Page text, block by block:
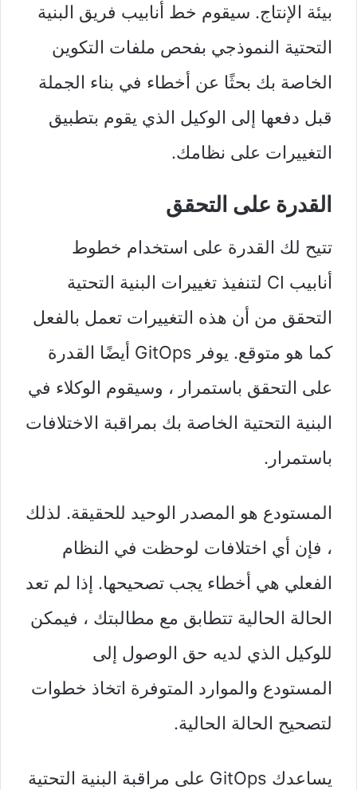
بيئة الإنتاج. سيقوم خط أنابيب فريق البنية
التحتية النموذجي بفحص ملفات التكوين
الخاصة بك بحثًا عن أخطاء في بناء الجملة
قبل دفعها إلى الوكيل الذي يقوم بتطبيق
التغييرات على نظامك.
القدرة على التحقق
تتيح لك القدرة على استخدام خطوط
أنابيب CI لتنفيذ تغييرات البنية التحتية
التحقق من أن هذه التغييرات تعمل بالفعل
كما هو متوقع. يوفر GitOps أيضًا القدرة
على التحقق باستمرار ، وسيقوم الوكلاء في
البنية التحتية الخاصة بك بمراقبة الاختلافات
باستمرار.
المستودع هو المصدر الوحيد للحقيقة. لذلك
، فإن أي اختلافات لوحظت في النظام
الفعلي هي أخطاء يجب تصحيحها. إذا لم تعد
الحالة الحالية تتطابق مع مطالبتك ، فيمكن
للوكيل الذي لديه حق الوصول إلى
المستودع والموارد المتوفرة اتخاذ خطوات
لتصحيح الحالة الحالية.
يساعدك GitOps على مراقبة البنية التحتية